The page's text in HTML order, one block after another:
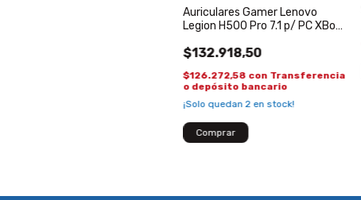
Auriculares Gamer Lenovo
Legion H500 Pro 7.1 p/ PC XBox
$132.918,50
$126.272,58 con Transferencia
o depósito bancario
¡Solo quedan2 en stock!